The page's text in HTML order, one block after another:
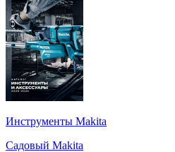
Инструменты Makita
Садовый Makita